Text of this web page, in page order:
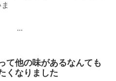
！
て他の味があるなんても
くなりました